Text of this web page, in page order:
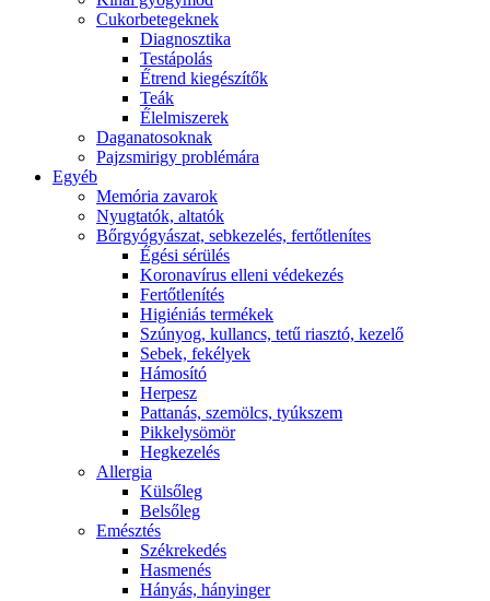
Cukorbetegeknek
Diagnosztika
Testápolás
É́trend kiegészítők
Teák
É́lelmiszerek
Daganatosoknak
Pajzsmirigy problémára
Egyéb
Memória zavarok
Nyugtatók, altatók
Bőrgyógyászat, sebkezelés, fertőtlenítes
É́gési sérülés
Koronavírus elleni védekezés
Fertőtlenítés
Higiéniás termékek
Szúnyog, kullancs, tetű riasztó, kezelő
Sebek, fekélyek
Hámosító
Herpesz
Pattanás, szemölcs, tyúkszem
Pikkelysömör
Hegkezelés
Allergia
Külsőleg
Belsőleg
Emésztés
Székrekedés
Hasmenés
Hányás, hányinger